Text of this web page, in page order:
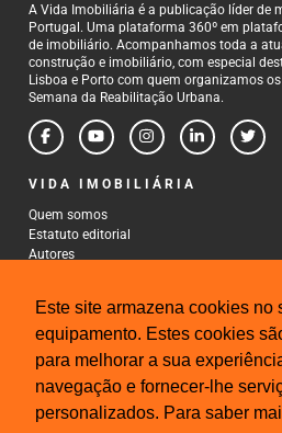
Este site armazena cookies no
equipamento. Estes cookies
para melhorar a sua
navegação e fornecer-lhe
personalizados. Para saber
A Vida Imobiliária é a publicação líder de
Portugal. Uma plataforma 360º em
de imobiliário. Acompanhamos toda a
construção e imobiliário, com especial
Lisboa e Porto com quem organizamos
Semana da Reabilitação Urbana.
VIDA IMOBILIÁRIA
Quem somos
Estatuto editorial
Autores
CONTACTOS
Rua Gonçalo Cristovão, 185 - 6º
4000-269 Porto
Tel: 222 085 009
Fax: 222 085 010